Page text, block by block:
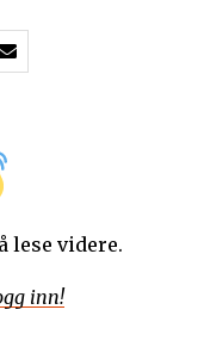
lese videre.
inn!